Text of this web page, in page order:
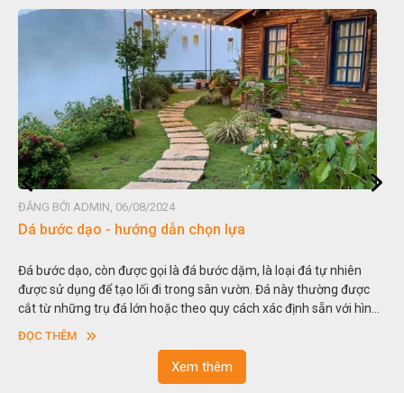
ĐĂNG BỞI ADMIN, 06/08/2024
Đá non bộ - cách lựa chọn non bộ đẹp
Hòn non bộ được biết đến là một nghệ thuật xây dựng, sắp đặt,
thu nhỏ, đưa mô hình những ngọn núi to lớn ngoài tự nhiên vào
trong các vườn cảnh. Hay nói một cách khác, người ta gọi là “giả
sơn”. Nghệ thuật hòn non bộ nhằm phục vụ cho mục đích thưởng
ngoạn và phong thủy trong cuộc sống.
ĐỌC THÊM
Xem thêm